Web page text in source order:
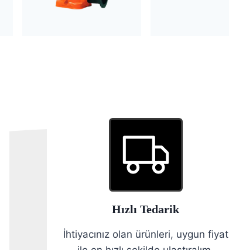
Hızlı Tedarik
İhtiyacınız olan ürünleri, uygun fiyat